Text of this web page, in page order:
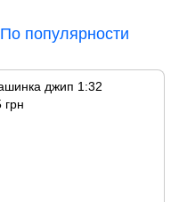
По популярности